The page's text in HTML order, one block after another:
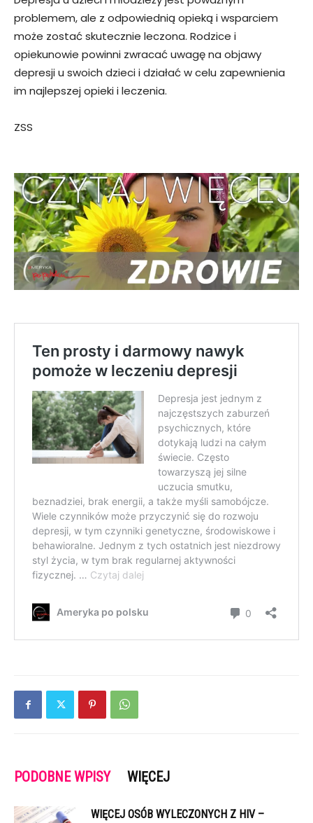
problemem, ale z odpowiednią opieką i wsparciem
może zostać skutecznie leczona. Rodzice i
opiekunowie powinni zwracać uwagę na objawy
depresji u swoich dzieci i działać w celu zapewnienia
im najlepszej opieki i leczenia.
ZSS
PODOBNE WPISY WIĘCEJ
WIĘCEJ OSÓB WYLECZONYCH Z HIV –